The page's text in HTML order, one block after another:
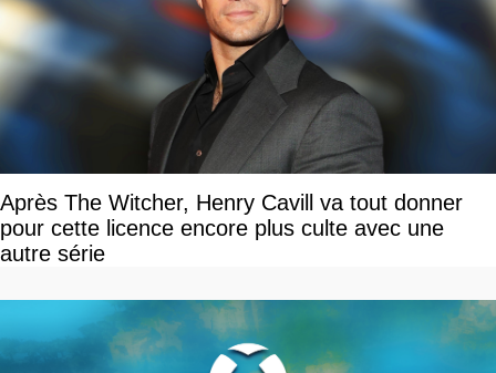
Après The Witcher, Henry Cavill va tout donner
pour cette licence encore plus culte avec une
autre série